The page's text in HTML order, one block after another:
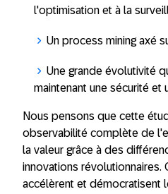
l'optimisation et à la
Un process mining axé
Une grande évolutivité
maintenant une sécurité et
Nous pensons que cette
observabilité complète de
la valeur grâce à des
innovations révolutionnaires.
accélèrent et démocratisent